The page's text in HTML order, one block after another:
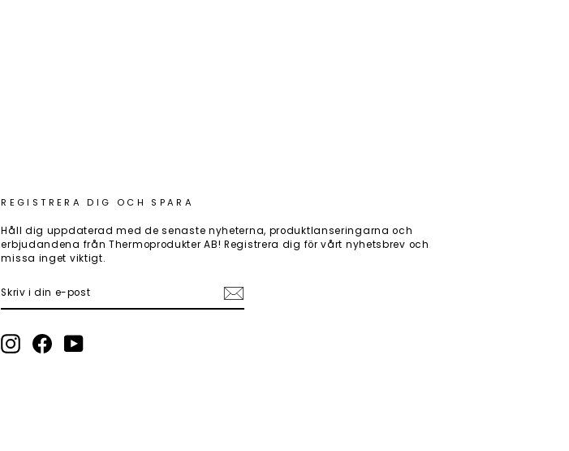
REGISTRERA DIG OCH SPARA
Håll dig uppdaterad med de senaste nyheterna, produktlanseringarna och
erbjudandena från Thermoprodukter AB! Registrera dig för vårt nyhetsbrev och
missa inget viktigt.
I
Instagram
FacebookYouTube